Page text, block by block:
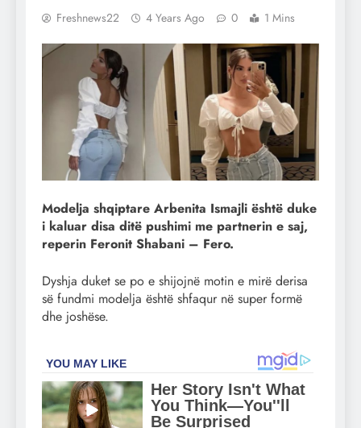
Freshnews22 4 Years Ago 0 1 Mins
Modelja shqiptare Arbenita Ismajli është duke
i kaluar disa ditë pushimi me partnerin e saj,
reperin Feronit Shabani – Fero.
Dyshja duket se po e shijojnë motin e mirë derisa
së fundmi modelja është shfaqur në super formë
dhe joshëse.